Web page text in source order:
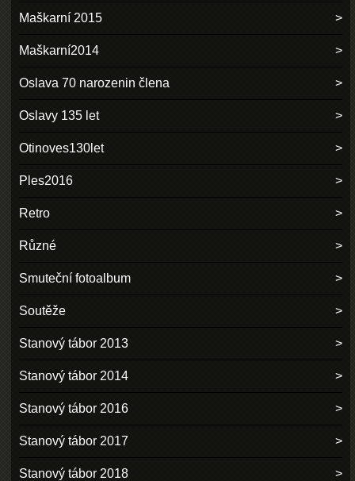
Maškarní 2015
Maškarní2014
Oslava 70 narozenin člena
Oslavy 135 let
Otinoves130let
Ples2016
Retro
Různé
Smuteční fotoalbum
Soutěže
Stanový tábor 2013
Stanový tábor 2014
Stanový tábor 2016
Stanový tábor 2017
Stanový tábor 2018